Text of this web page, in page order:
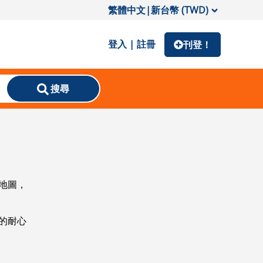
繁體中文|新台幣 (TWD)
登入 | 註冊 刊登！
搜尋
圖，
耐心